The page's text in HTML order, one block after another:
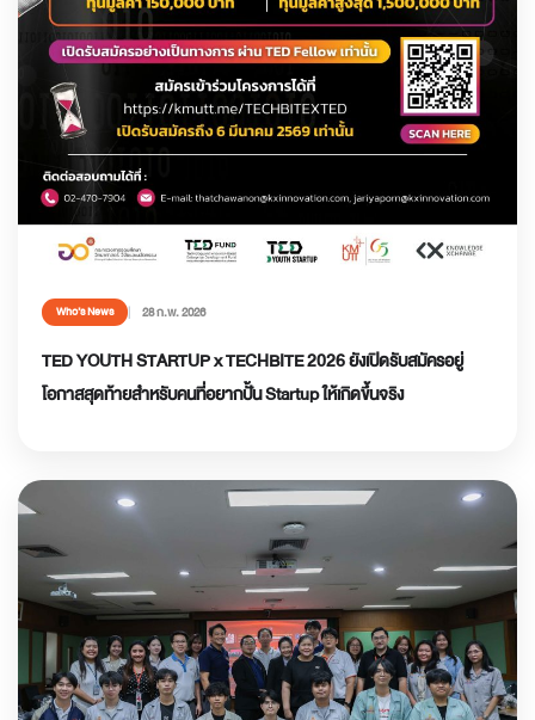
Who’s News 28 ก.พ. 2026
TED YOUTH STARTUP x TECHBITE 2026 ยังเปิดรับสมัครอยู่
โอกาสสุดท้ายสำหรับคนที่อยากปั้น Startup ให้เกิดขึ้นจริง